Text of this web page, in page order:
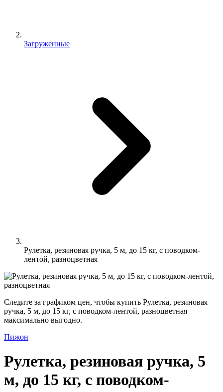
Загруженные
Рулетка, резиновая ручка, 5 м, до 15 кг, с поводком-
лентой, разноцветная
Следите за графиком цен, чтобы купить Рулетка, резиновая
ручка, 5 м, до 15 кг, с поводком-лентой, разноцветная
максимально выгодно.
Пижон
Рулетка, резиновая ручка, 5
м, до 15 кг, с поводком-